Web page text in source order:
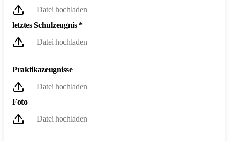
Datei hochladen
letztes Schulzeugnis*
Datei hochladen
Praktikazeugnisse
Datei hochladen
Foto
Datei hochladen